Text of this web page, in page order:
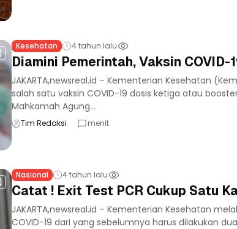
Kesehatan 4 tahun lalu
Diamini Pemerintah, Vaksin
JAKARTA,newsreal.id – Kementerian Kesehatan
salah satu vaksin COVID-19 dosis ketiga atau
Mahkamah Agung...
Tim Redaksi menit
Nasional 4 tahun lalu
Catat ! Exit Test PCR Cukup Satu
JAKARTA,newsreal.id – Kementerian Kesehatan
COVID-19 dari yang sebelumnya harus dilakukan